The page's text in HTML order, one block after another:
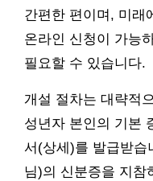
간편한 편이며, 미래
온라인 신청이 가능
필요할 수 있습니다.
개설 절차는 대략적
성년자 본인의 기본
서(상세)를 발급받습
님)의 신분증을 지참